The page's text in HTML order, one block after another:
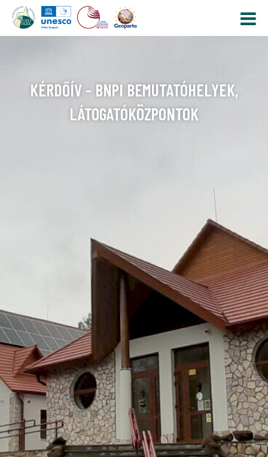
KÉRDŐÍV - BNPI BEMUTATÓHELYEK,
LÁTOGATÓKÖZPONTOK